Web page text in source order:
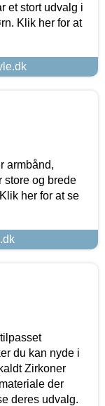
et stort udvalg i
Klik her for at
armbånd,
store og brede
her for at se
du kan nyde i
Zirkoner
der
deres udvalg.